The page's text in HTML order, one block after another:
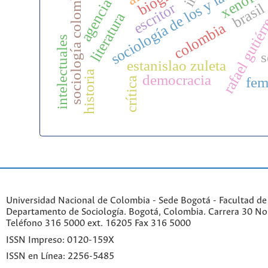
literatura rafael
sociología colombiana colombia
estanislao zuleta
intelectuales democracia
brasil
agencia
crítica
escritor
historia
Universidad Nacional de Colombia - Sede Bogotá - Facultad
Departamento de Sociología. Bogotá, Colombia. Carrera 30
Teléfono 316 5000 ext. 16205 Fax 316 5000
ISSN Impreso: 0120-159X
ISSN en Línea: 2256-5485